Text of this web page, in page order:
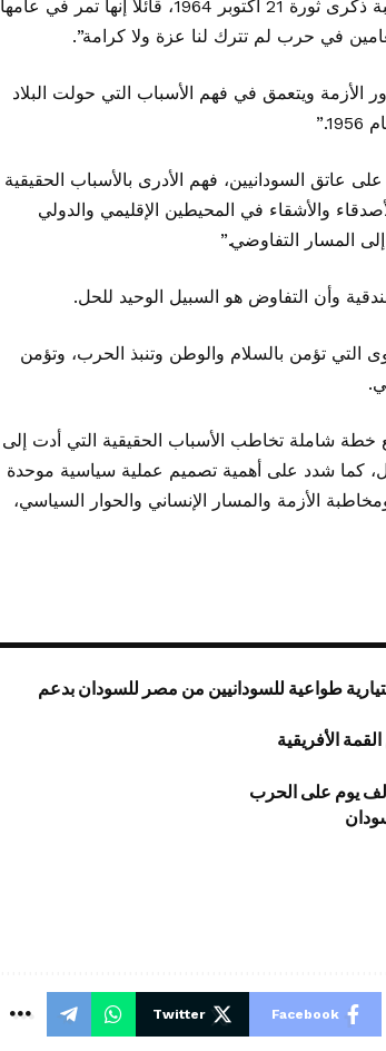
ووجه حمدوك، مساء الأحد، خطاباً للشعب السوداني بمناسبة ذكرى ثورة 21 أكتوبر 1964، قائلاً إنها تمر في عامها
في حرب لم تترك لنا عزة ولا كرامة”.
ويتعمق في فهم الأسباب التي حولت البلاد
السودانيين، فهم الأدرى بالأسباب الحقيقية
والأشقاء في المحيطين الإقليمي والدولي
المسار التفاوضي.”
وأن التفاوض هو السبيل الوحيد للحل.
تؤمن بالسلام والوطن وتنبذ الحرب، وتؤمن
خطة شاملة تخاطب الأسباب الحقيقية التي أدت إلى
كما شدد على أهمية تصميم عملية سياسية موحدة
الأزمة والمسار الإنساني والحوار السياسي،
طواعية للسودانيين من مصر للسودان بدعم
الأفريقية
يوم على الحرب
Facebook
Twitter